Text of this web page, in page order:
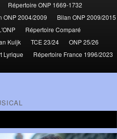
Répertoire ONP 1669-1732
ONP 2004/2009
Bilan ONP 2009/2015
Répertoire Comparé
Kuijk TCE 23/24
ONP 25/26
Lyrique
Répertoire France 1996/2023